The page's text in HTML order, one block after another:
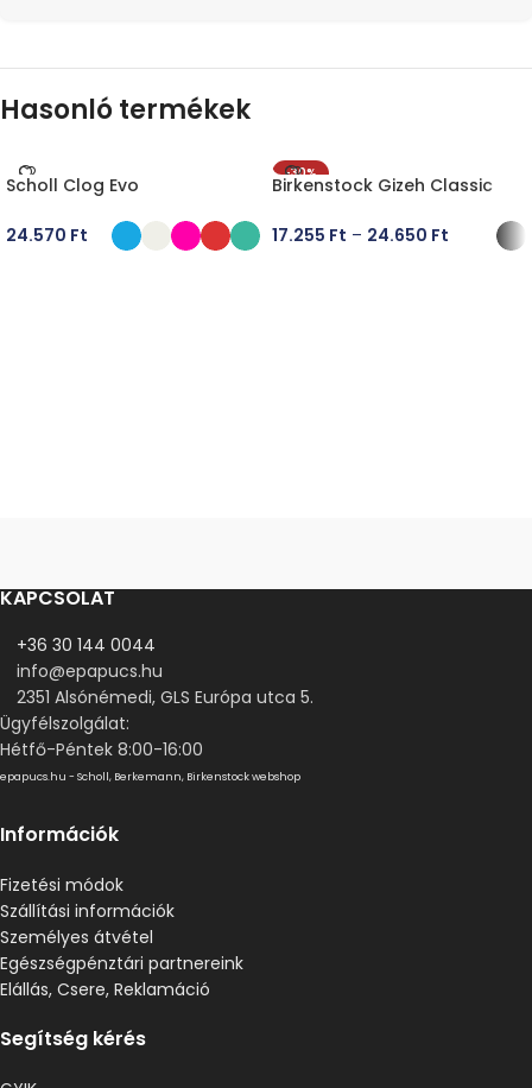
Hasonló termékek
Scholl Clog Evo
24.570 Ft
-30%
Birkenstock Gizeh Classic
17.255 Ft – 24.650 Ft
KAPCSOLAT
+36 30 144 0044
info@epapucs.hu
2351 Alsónémedi, GLS Európa utca 5.
Ügyfélszolgálat:
Hétfő-Péntek 8:00-16:00
epapucs.hu - Scholl, Berkemann, Birkenstock webshop
Információk
Fizetési módok
Szállítási információk
Személyes átvétel
Egészségpénztári partnereink
Elállás, Csere, Reklamáció
Segítség kérés